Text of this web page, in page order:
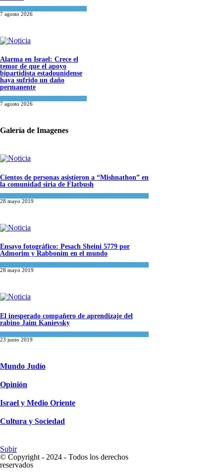
7 agosto 2026
Alarma en Israel: Crece el
temor de que el apoyo
bipartidista estadounidense
haya sufrido un daño
permanente
7 agosto 2026
Galería de Imagenes
Cientos de personas asistieron a “Mishnathon” en
la comunidad siria de Flatbush
28 mayo 2019
Ensayo fotográfico: Pesach Sheini 5779 por
Admorim y Rabbonim en el mundo
28 mayo 2019
El inesperado compañero de aprendizaje del
rabino Jaim Kanievsky
23 junio 2019
Mundo Judío
Opinión
Israel y Medio Oriente
Cultura y Sociedad
Subir
© Copyright - 2024 - Todos los derechos
reservados